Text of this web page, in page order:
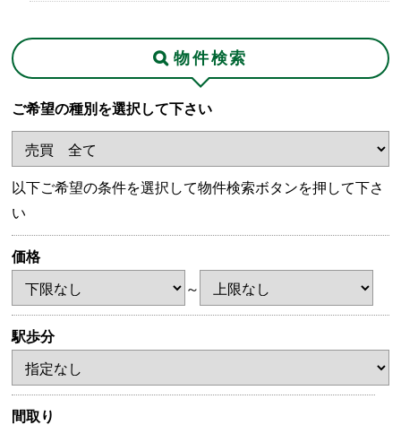
物件検索
ご希望の種別を選択して下さい
以下ご希望の条件を選択して物件検索ボタンを押して下さ
い
価格
～
駅歩分
間取り